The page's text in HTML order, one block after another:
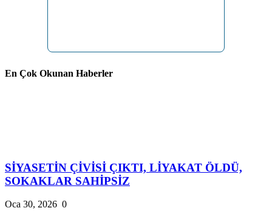
En Çok Okunan Haberler
SİYASETİN ÇİVİSİ ÇIKTI, LİYAKAT ÖLDÜ,
SOKAKLAR SAHİPSİZ
Oca 30, 2026 0